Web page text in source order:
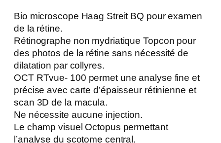
Bio microscope Haag Streit BQ pour examen
de la rétine.
Rétinographe non mydriatique Topcon pour
des photos de la rétine sans nécessité de
dilatation par collyres.
OCT RTvue- 100 permet une analyse fine et
précise avec carte d’épaisseur rétinienne et
scan 3D de la macula.
Ne nécessite aucune injection.
Le champ visuel Octopus permettant
l’analyse du scotome central.